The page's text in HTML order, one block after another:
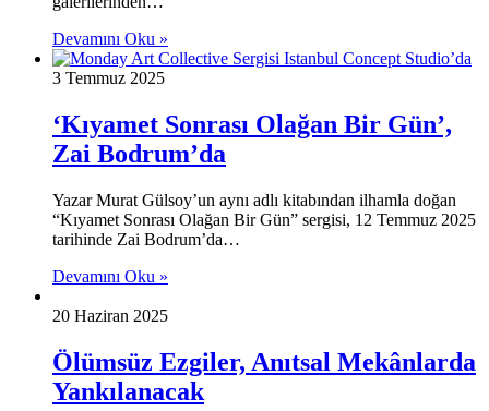
Devamını Oku »
3 Temmuz 2025
‘Kıyamet Sonrası Olağan Bir Gün’,
Zai Bodrum’da
Yazar Murat Gülsoy’un aynı adlı kitabından ilhamla doğan
“Kıyamet Sonrası Olağan Bir Gün” sergisi, 12 Temmuz 2025
tarihinde Zai Bodrum’da…
Devamını Oku »
20 Haziran 2025
Ölümsüz Ezgiler, Anıtsal Mekânlarda
Yankılanacak